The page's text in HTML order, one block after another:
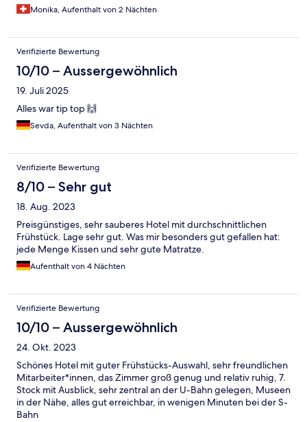
Monika, Aufenthalt von 2 Nächten
Verifizierte Bewertung
10/10 – Aussergewöhnlich
19. Juli 2025
Alles war tip top 🙌
Sevda, Aufenthalt von 3 Nächten
Verifizierte Bewertung
8/10 – Sehr gut
18. Aug. 2023
Preisgünstiges, sehr sauberes Hotel mit durchschnittlichen
Frühstück. Lage sehr gut. Was mir besonders gut gefallen hat:
jede Menge Kissen und sehr gute Matratze.
Aufenthalt von 4 Nächten
Verifizierte Bewertung
10/10 – Aussergewöhnlich
24. Okt. 2023
Schönes Hotel mit guter Frühstücks-Auswahl, sehr freundlichen
Mitarbeiter*innen, das Zimmer groß genug und relativ ruhig, 7.
Stock mit Ausblick, sehr zentral an der U-Bahn gelegen, Museen
in der Nähe, alles gut erreichbar, in wenigen Minuten bei der S-
Bahn